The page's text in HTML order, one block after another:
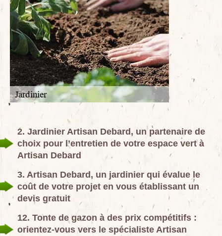
2. Jardinier Artisan Debard, un partenaire de
choix pour l’entretien de votre espace vert à
Artisan Debard
3. Artisan Debard, un jardinier qui évalue le
coût de votre projet en vous établissant un
devis gratuit
12. Tonte de gazon à des prix compétitifs :
orientez-vous vers le spécialiste Artisan